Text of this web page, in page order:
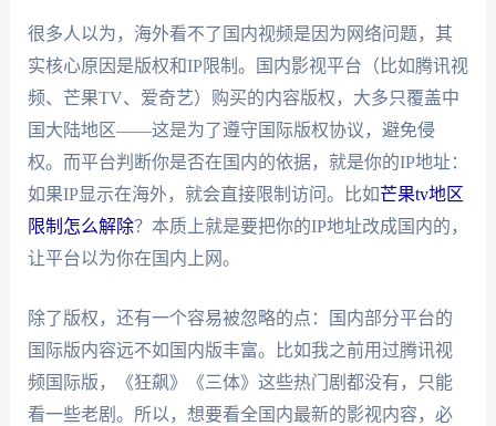
很多人以为，海外看不了国内视频是因为网络问题，其
实核心原因是版权和IP限制。国内影视平台（比如腾讯视
频、芒果TV、爱奇艺）购买的内容版权，大多只覆盖中
国大陆地区——这是为了遵守国际版权协议，避免侵
权。而平台判断你是否在国内的依据，就是你的IP地址：
如果IP显示在海外，就会直接限制访问。比如芒果tv地区
限制怎么解除？本质上就是要把你的IP地址改成国内的，
让平台以为你在国内上网。
除了版权，还有一个容易被忽略的点：国内部分平台的
国际版内容远不如国内版丰富。比如我之前用过腾讯视
频国际版，《狂飙》《三体》这些热门剧都没有，只能
看一些老剧。所以，想要看全国内最新的影视内容，必